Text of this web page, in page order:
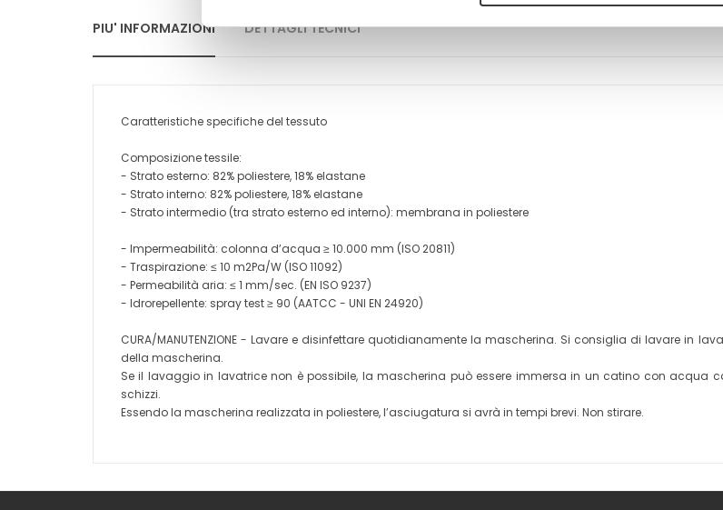
PIU' INFORMAZIONI DETTAGLI TECNICI
Caratteristiche specifiche del tessuto
Composizione tessile:
- Strato esterno: 82% poliestere, 18% elastane
- Strato interno: 82% poliestere, 18% elastane
- Strato intermedio (tra strato esterno ed interno): membrana in poliestere
- Impermeabilità: colonna d’acqua ≥ 10.000 mm (ISO 20811)
- Traspirazione: ≤ 10 m2Pa/W (ISO 11092)
- Permeabilità aria: ≤ 1 mm/sec. (EN ISO 9237)
- Idrorepellente: spray test ≥ 90 (AATCC - UNI EN 24920)
CURA/MANUTENZIONE - Lavare e disinfettare quotidianamente la mascherina. Si consiglia di lavare in
della mascherina.
Se il lavaggio in lavatrice non è possibile, la mascherina può essere immersa in un catino con acqua
schizzi.
Essendo la mascherina realizzata in poliestere, l’asciugatura si avrà in tempi brevi. Non stirare.